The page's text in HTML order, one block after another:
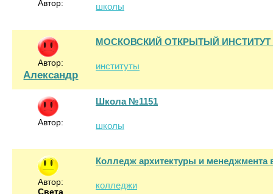
Автор: школы
Автор:
Александр
МОСКОВСКИЙ ОТКРЫТЫЙ
институты
Автор:
Школа №1151
школы
Автор:
Света
Колледж архитектуры и менеджмента
колледжи